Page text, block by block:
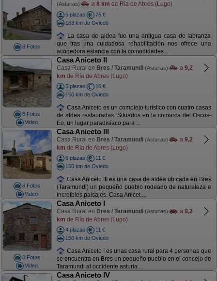
8 Fotos
(Asturias) a 8 km de Ría de Abres (Lugo)
5 plazas
75 €
163 km de Oviedo
La casa de aldea fue una antigua casa de labranza
que tras una cuidadosa rehabilitación nos ofrece una
acogedora estancia con la comodidades ...
8 Fotos
Video
Casa Aniceto II
Casa Rural en Bres / Taramundi (Asturias) a 9,2
km de Ría de Abres (Lugo)
5 plazas
16 €
150 km de Oviedo
Casa Aniceto es un complejo turístico con cuatro casas
de aldea restauradas. Situados en la comarca del Oscos-
Eo, un lugar paradisíaco para ...
8 Fotos
Video
Casa Aniceto III
Casa Rural en Bres / Taramundi (Asturias) a 9,2
km de Ría de Abres (Lugo)
6 plazas
11 €
150 km de Oviedo
Casa Aniceto III es una casa de aldea ubicada en Bres
(Taramundi) un pequeño pueblo rodeado de naturaleza e
increíbles paisajes. Casa Anicet ...
8 Fotos
Video
Casa Aniceto I
Casa Rural en Bres / Taramundi (Asturias) a 9,2
km de Ría de Abres (Lugo)
4 plazas
11 €
150 km de Oviedo
Casa Aniceto I es unas casa rural para 4 personas que
se encuentra en Bres un pequeño pueblo en el concejo de
Taramundi al occidente asturia ...
Casa Aniceto IV